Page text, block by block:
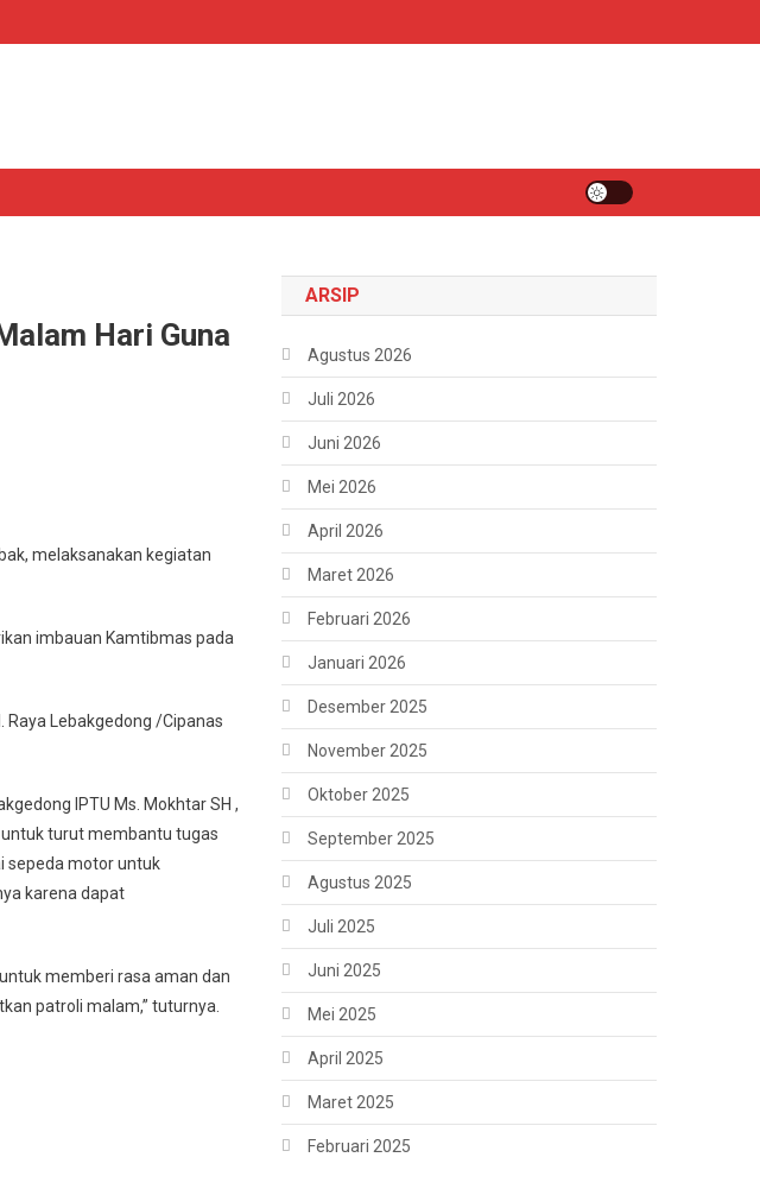
Hari Guna
melaksanakan kegiatan
imbauan Kamtibmas pada
Lebakgedong /Cipanas
IPTU Ms. Mokhtar SH ,
turut membantu tugas
sepeda motor untuk
karena dapat
memberi rasa aman dan
patroli malam,” tuturnya.
ARSIP
Agustus 2026
Juli 2026
Juni 2026
Mei 2026
April 2026
Maret 2026
Februari 2026
Januari 2026
Desember 2025
November 2025
Oktober 2025
September 2025
Agustus 2025
Juli 2025
Juni 2025
Mei 2025
April 2025
Maret 2025
Februari 2025